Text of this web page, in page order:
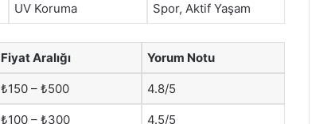
UV Koruma Spor, Aktif Yaşam
Fiyat Aralığı Yorum Notu
₺150 – ₺500 4.8/5
₺100 – ₺300 4.5/5